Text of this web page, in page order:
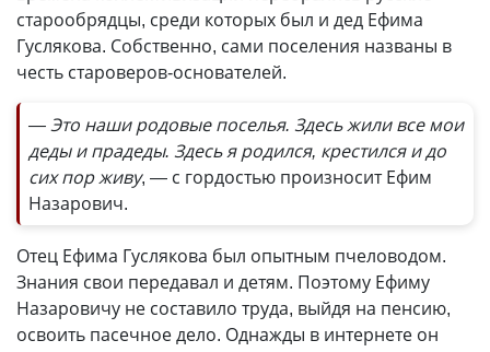
старообрядцы, среди которых был и дед Ефима
Гуслякова. Собственно, сами поселения названы в
честь староверов-основателей.
— Это наши родовые поселья. Здесь жили все мои
деды и прадеды. Здесь я родился, крестился и до
сих пор живу, — с гордостью произносит Ефим
Назарович.
Отец Ефима Гуслякова был опытным пчеловодом.
Знания свои передавал и детям. Поэтому Ефиму
Назаровичу не составило труда, выйдя на пенсию,
освоить пасечное дело. Однажды в интернете он